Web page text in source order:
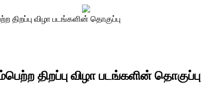
திறப்பு விழா படங்களின் தொகுப்பு
திறப்பு விழா படங்களின் தொகுப்பு